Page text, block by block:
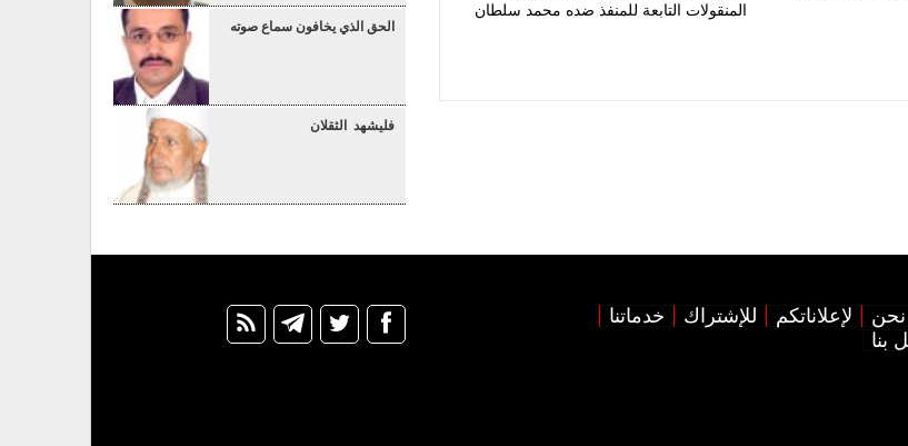
المنقولات التابعة للمنفذ ضده محمد سلطان
الحق الذي يخافون سماع صوته
فليشهد الثقلان
لإعلاناتكم للإشتراك
خدماتنا
بنا